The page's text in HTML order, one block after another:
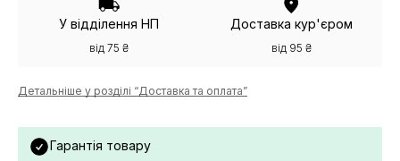
У відділення НП
від 75 ₴
Доставка кур'єром
від 95 ₴
Детальніше у розділі “Доставка та оплата”
Гарантія товару